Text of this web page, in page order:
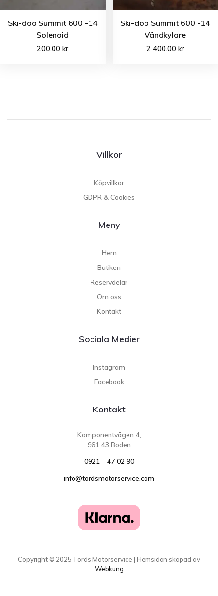
Ski-doo Summit 600 -14
Solenoid
200.00kr
Ski-doo Summit 600 -14
Vändkylare
2 400.00kr
Villkor
Köpvillkor
GDPR & Cookies
Meny
Hem
Butiken
Reservdelar
Om oss
Kontakt
Sociala Medier
Instagram
Facebook
Kontakt
Komponentvägen 4,
961 43 Boden
0921 – 47 02 90
info@tordsmotorservice.com
Copyright © 2025 Tords Motorservice | Hemsidan skapad av
Webkung